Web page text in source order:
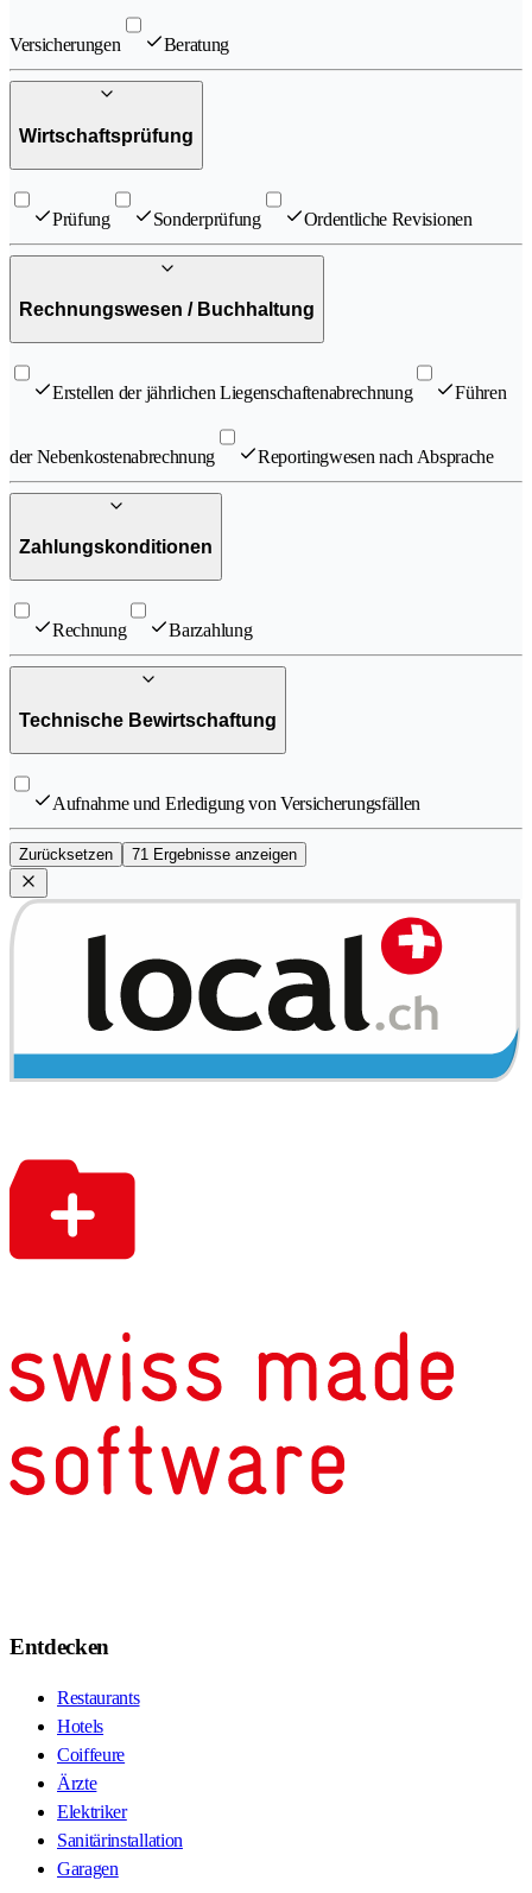
Versicherungen Beratung
Wirtschaftsprüfung
Prüfung Sonderprüfung Ordentliche Revisionen
Rechnungswesen / Buchhaltung
Erstellen der jährlichen Liegenschaftenabrechnung Führen
der Nebenkostenabrechnung Reportingwesen nach Absprache
Zahlungskonditionen
Rechnung Barzahlung
Technische Bewirtschaftung
Aufnahme und Erledigung von Versicherungsfällen
Zurücksetzen 71 Ergebnisse anzeigen
Entdecken
Restaurants
Hotels
Coiffeure
Ärzte
Elektriker
Sanitärinstallation
Garagen